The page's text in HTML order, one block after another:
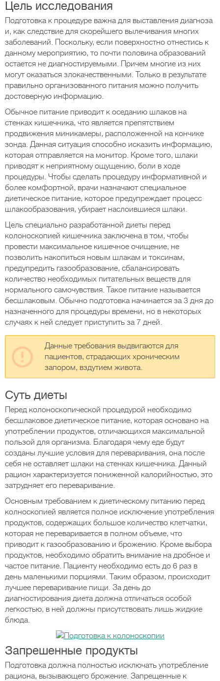
Цель исследования
Подготовка к процедуре важна для выставления диагноза
и, как следствие для скорейшего вылечивания многих
заболеваний. Поскольку, если поверхностно отнестись к
данному мероприятию, то почти половина образований
остается не диагностируемыми. Причем многие из них
могут оказаться злокачественными. Только в результате
правильно организованного питания можно получить
достоверную информацию.
Обычное питание приводит к оседанию шлаков на
стенках кишечника, что является препятствием
продвижения миникамеры, расположенной на кончике
зонда. Данная ситуация способно исказить информацию,
которая отправляется на монитор. Кроме того, шлаки
приводят к неприятному ощущению, боли в ходе
процедуры. Чтобы сделать процедуру информативной и
более комфортной, врачи назначают специальное
диетическое питание, которое предупреждает процесс
шлакообразования, убирает наслоившиеся шлаки.
Цель специально разработанной диеты перед
колоноскопией кишечника заключена в том, чтобы
провести максимальное кишечное очищение, не
позволить накопиться новым шлакам и токсинам,
предупредить газообразование, сбалансировать
количество необходимых питательных веществ для
нормального самочувствия. Такое питание называется
бесшлаковым. Обычно подготовка начинается за 3 дня до
назначенного для процедуры времени, но в некоторых
случаях к ней следует приступить за 7 дней.
Данные требования выдвигаются для
пациентов, страдающих хроническим
запором, вздутием живота.
Суть диеты
Перед колоноскопической процедурой необходимо
бесшлаковое диетическое питание, которая основано на
употреблении продуктов, отличающихся максимальной
пользой для организма. Благодаря чему еде будут
созданы лучшие условия для переваривания, она после
себя не оставляет шлаки на стенках кишечника. Данный
рацион характеризуется пониженной калорийностью, это
затрудняет его переваривание.
Основным требованием к диетическому питанию перед
колноскопией является полное исключение употребления
продуктов, содержащих большое количество клетчатки,
которая не переваривается в полном объеме, что
приводит к газообразованию и брожению. Кроме выбора
продуктов, необходимо обратить внимание на дробное и
частое питание. Пациенту необходимо есть до 6 раз в
день маленькими порциями. Таким образом, происходит
лучшее переваривание пищи. За день до
диагностирования диета должна отличаться особой
легкостью, в ней должны присутствовать лишь жидкие
блюда.
Запрешенные продукты
Подготовка должна полностью исключать употребление
рациона, вызывающего брожение. Запрещенные к